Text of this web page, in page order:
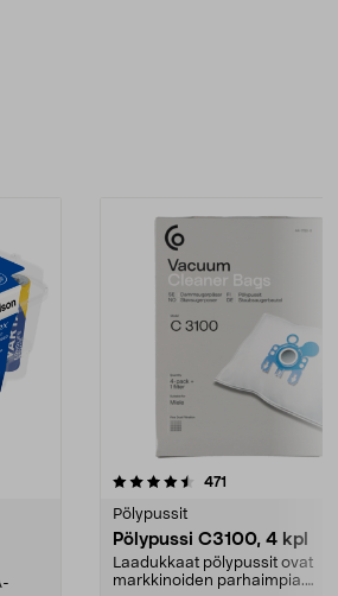
471
Pölypussit
Pölypussi C3100, 4 kpl
Laadukkaat pölypussit ovat
markkinoiden parhaimpia.
4.5viidestä